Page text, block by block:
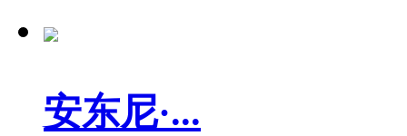
安东尼·...